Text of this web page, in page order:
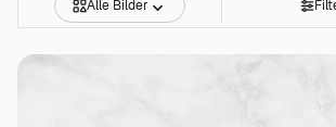
Alle Bilder